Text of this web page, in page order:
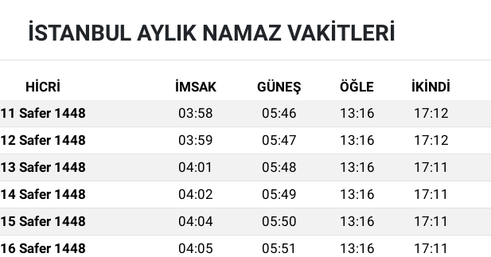
İSTANBUL AYLIK NAMAZ VAKITLERI
HİCRİ İMSAK GÜNEŞ ÖĞLE İKINDI
11 Safer 1448 03:58 05:46 13:16 17:12
12 Safer 1448 03:59 05:47 13:16 17:12
13 Safer 1448 04:01 05:48 13:16 17:11
14 Safer 1448 04:02 05:49 13:16 17:11
15 Safer 1448 04:04 05:50 13:16 17:11
16 Safer 1448 04:05 05:51 13:16 17:11